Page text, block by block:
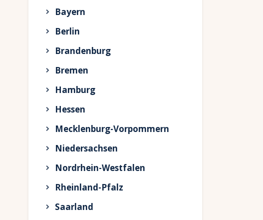
Bayern
Berlin
Brandenburg
Bremen
Hamburg
Hessen
Mecklenburg-Vorpommern
Niedersachsen
Nordrhein-Westfalen
Rheinland-Pfalz
Saarland